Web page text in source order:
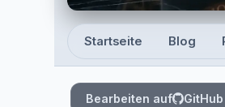
Top level
Startseite Blog
Bearbeiten auf GitHub